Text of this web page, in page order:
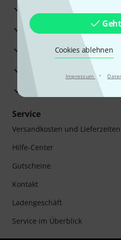
Cookies ablehnen
Impressum ·
30 Tage Money-Back-Garantie
Reparaturservice
Beratung durch
Zufriedenheitsgarantie
Europas größtes
Service
Versandkosten und Lieferzeiten
Hilfe-Center
Gutscheine
Kontakt
Ladengeschäft
Service im Überblick